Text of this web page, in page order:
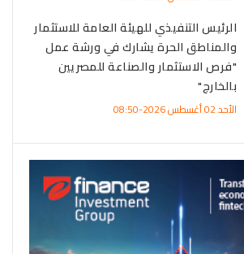
الرئيس التنفيذي للهيئة العامة للاستثمار
والمناطق الحرة يشارك في ورشة عمل
"فرص الاستثمار والصناعة للمصريين
بالخارج"
الأحد 02 أغسطس 2026-08:50